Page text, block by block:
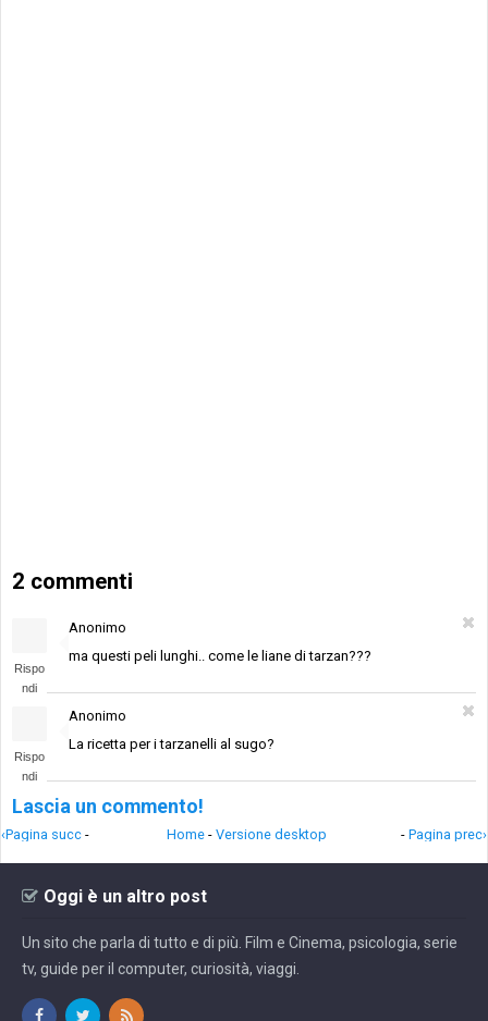
2 commenti
Rispo
ndi
Anonimo
ma questi peli lunghi.. come le liane di tarzan???
Rispo
ndi
Anonimo
La ricetta per i tarzanelli al sugo?
Lascia un commento!
‹Pagina succ - - Pagina prec›
Home - Versione desktop
Oggi è un altro post
Un sito che parla di tutto e di più. Film e Cinema, psicologia, serie
tv, guide per il computer, curiosità, viaggi.